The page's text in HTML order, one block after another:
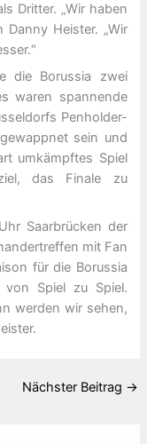
Dritter. „Wir haben
Heister. „Wir
die Borussia zwei
waren spannende
Penholder-
sein und
umkämpftes Spiel
das Finale zu
Saarbrücken der
mit Fan
für die Borussia
Spiel zu Spiel.
werden wir sehen,
Nächster Beitrag →